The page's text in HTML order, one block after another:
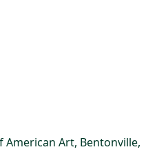
American Art, Bentonville,